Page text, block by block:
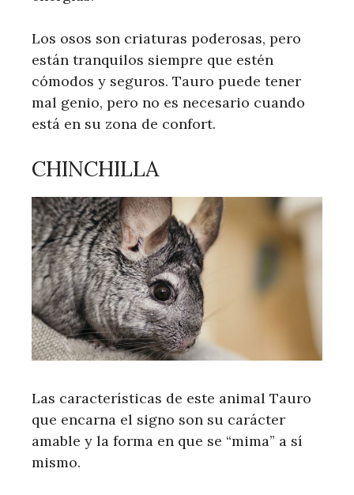
Los osos son criaturas poderosas, pero
están tranquilos siempre que estén
cómodos y seguros. Tauro puede tener
mal genio, pero no es necesario cuando
está en su zona de confort.
CHINCHILLA
Las características de este animal Tauro
que encarna el signo son su carácter
amable y la forma en que se “mima” a sí
mismo.